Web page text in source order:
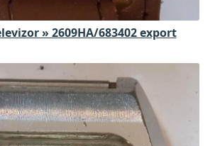
» 2609HA/683402 export